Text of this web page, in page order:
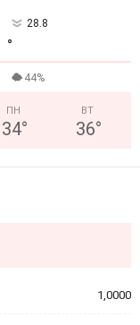
28.8
°
44%
ПН
34°
ВТ
36°
1,0000